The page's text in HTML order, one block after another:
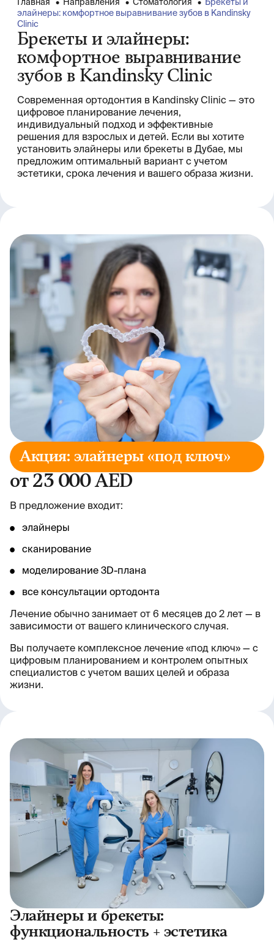
Главная • Направления • Стоматология • Брекеты и
элайнеры: комфортное выравнивание зубов в Kandinsky
Сlinic
Брекеты и элайнеры:
комфортное выравнивание
зубов в Kandinsky Сlinic
Современная ортодонтия в Kandinsky Clinic — это
цифровое планирование лечения,
индивидуальный подход и эффективные
решения для взрослых и детей. Если вы хотите
установить элайнеры или брекеты в Дубае, мы
предложим оптимальный вариант с учетом
эстетики, срока лечения и вашего образа жизни.
Акция: элайнеры «под ключ»
от 23 000 AED
В предложение входит:
элайнеры
сканирование
моделирование 3D-плана
все консультации ортодонта
Лечение обычно занимает от 6 месяцев до 2 лет — в
зависимости от вашего клинического случая.
Вы получаете комплексное лечение «под ключ» — с
цифровым планированием и контролем опытных
специалистов с учетом ваших целей и образа
жизни.
Элайнеры и брекеты:
функциональность + эстетика